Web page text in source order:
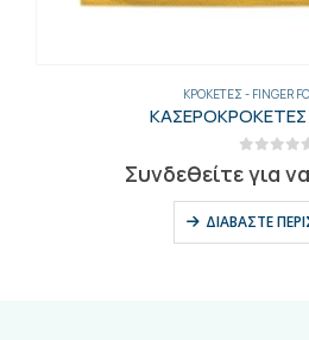
ΓΕΝΙΚΑ,ΈΛΑΙΑ-
ΕΛΙΕΣ
Συνδεθείτε